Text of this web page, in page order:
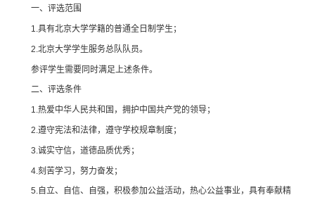
一、评选范围
1.具有北京大学学籍的普通全日制学生；
2.北京大学学生服务总队队员。
参评学生需要同时满足上述条件。
二、评选条件
1.热爱中华人民共和国，拥护中国共产党的领导；
2.遵守宪法和法律，遵守学校规章制度；
3.诚实守信，道德品质优秀；
4.刻苦学习，努力奋发；
5.自立、自信、自强，积极参加公益活动，热心公益事业，具有奉献精